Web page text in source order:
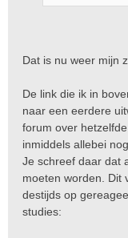
Dat is nu weer mijn
De link die ik in
naar een eerdere
forum over
inmiddels allebei
Je schreef daar dat
moeten worden. Dit
destijds op
studies: